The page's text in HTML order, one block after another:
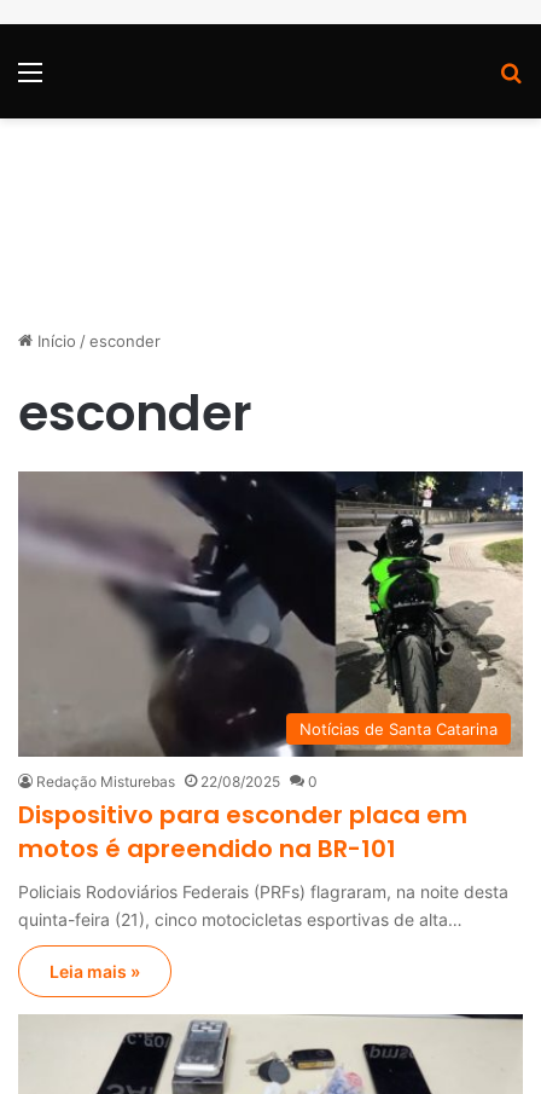
Início /esconder
esconder
Notícias de Santa Catarina
Redação Misturebas 22/08/2025 0
Dispositivo para esconder placa em
motos é apreendido na BR-101
Policiais Rodoviários Federais (PRFs) flagraram, na noite desta
quinta-feira (21), cinco motocicletas esportivas de alta…
Leia mais »